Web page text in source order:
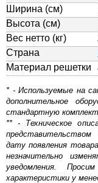
Ширина (см)
Высота (см)
Вес нетто (кг)
Страна
Материал решетки
* - Используемые на
дополнительное
стандартную
** - Техническое
представительством
дату появления
незначительно
уведомления.
характеристики у